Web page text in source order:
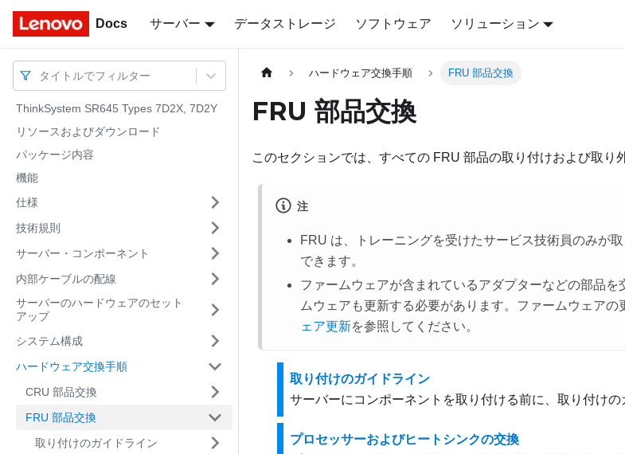
Docs サーバー データストレージ ソフトウェア ソリューション
Docs
タイトルでフィルター
ThinkSystem SR645 Types 7D2X, 7D2Y
リソースおよびダウンロード
パッケージ内容
機能
仕様
技術規則
サーバー・コンポーネント
内部ケーブルの配線
サーバーのハードウェアのセット
アップ
システム構成
ハードウェア交換手順
CRU 部品交換
FRU 部品交換
取り付けのガイドライン
ハードウェア交換手順 FRU 部品交換
FRU 部品交換
このセクションでは、すべての FRU 部品の取り付けおよび取り
注
FRU は、トレーニングを受けたサービス技術員のみが
できます。
ファームウェアが含まれているアダプターなどの部品
ムウェアも更新する必要があります。ファームウェアの
ェア更新を参照してください。
取り付けのガイドライン
サーバーにコンポーネントを取り付ける前に、取り付けの
プロセッサーおよびヒートシンクの交換